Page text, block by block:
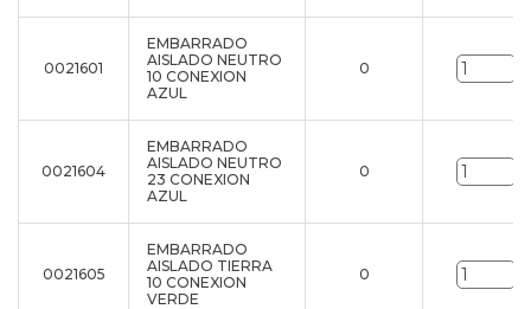
0021601
EMBARRADO
AISLADO NEUTRO
10 CONEXION
AZUL
0
0021604
EMBARRADO
AISLADO NEUTRO
23 CONEXION
AZUL
0
0021605
EMBARRADO
AISLADO TIERRA
10 CONEXION
VERDE
0